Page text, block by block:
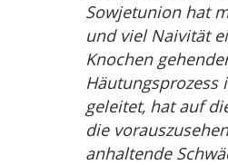
Sowjetunion hat
und viel Naivität
Knochen
Häutungsprozess
geleitet, hat auf
die
anhaltende